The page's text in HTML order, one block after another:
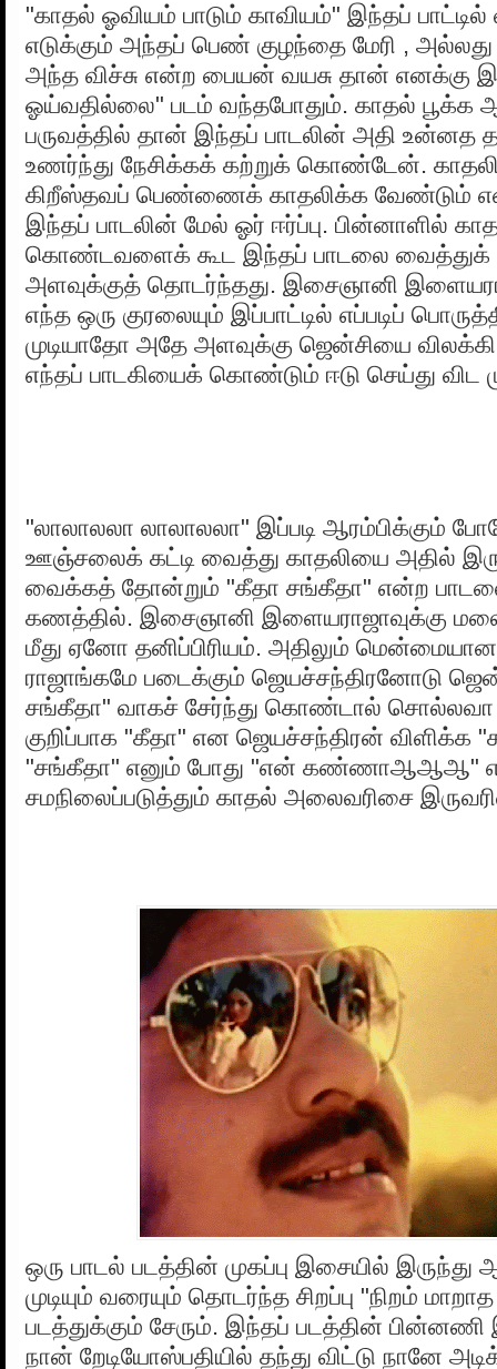
"காதல் ஓவியம் பாடும் காவியம்" இந்தப்
எடுக்கும் அந்தப் பெண் குழந்தை மேரி ,
அந்த விச்சு என்ற பையன் வயசு தான்
ஓய்வதில்லை" படம் வந்தபோதும். காதல் பூக்க
பருவத்தில் தான் இந்தப் பாடலின் அதி உன்னத
உணர்ந்து நேசிக்கக் கற்றுக் கொண்டேன்.
கிறீஸ்தவப் பெண்ணைக் காதலிக்க வேண்டும்
இந்தப் பாடலின் மேல் ஓர் ஈர்ப்பு. பின்னாளில்
கொண்டவளைக் கூட இந்தப் பாடலை வைத்துக்
அளவுக்குத் தொடர்ந்தது. இசைஞானி
எந்த ஒரு குரலையும் இப்பாட்டில் எப்படிப்
முடியாதோ அதே அளவுக்கு ஜென்சியை
எந்தப் பாடகியைக் கொண்டும் ஈடு செய்து விட
"லாலாலலா லாலாலலா" இப்படி ஆரம்பிக்கும்
ஊஞ்சலைக் கட்டி வைத்து காதலியை அதில்
வைக்கத் தோன்றும் "கீதா சங்கீதா" என்ற
கணத்தில். இசைஞானி இளையராஜாவுக்கு
மீது ஏனோ தனிப்பிரியம். அதிலும் மென்மையான
ராஜாங்கமே படைக்கும் ஜெயச்சந்திரனோடு
சங்கீதா" வாகச் சேர்ந்து கொண்டால்
குறிப்பாக "கீதா" என ஜெயச்சந்திரன்
"சங்கீதா" எனும் போது "என் கண்ணாஆஆஆ"
சமநிலைப்படுத்தும் காதல் அலைவரிசை
ஒரு பாடல் படத்தின் முகப்பு இசையில் இருந்து
முடியும் வரையும் தொடர்ந்த சிறப்பு "நிறம்
படத்துக்கும் சேரும். இந்தப் படத்தின்
நான் றேடியோஸ்பதியில் தந்து விட்டு நானே